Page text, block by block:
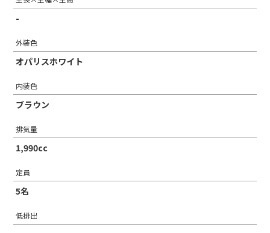
-
外装色
オパリスホワイト
内装色
ブラウン
排気量
1,990cc
定員
5名
低排出